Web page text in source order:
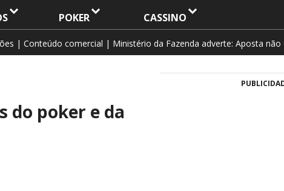
POKER CASSINO
| Conteúdo comercial | Ministério da Fazenda adverte: Aposta não
do poker e da